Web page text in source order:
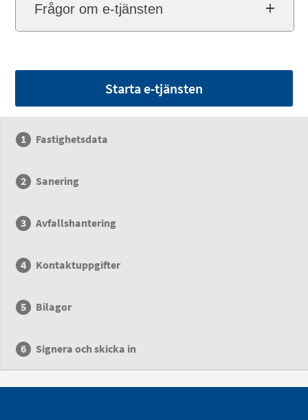
Frågor om e-tjänsten
Starta e-tjänsten
Fastighetsdata
Sanering
Avfallshantering
Kontaktuppgifter
Bilagor
Signera och skicka in